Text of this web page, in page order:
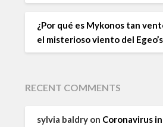
¿Por qué es Mykonos tan
el misterioso viento del Egeo’s
RECENT COMMENTS
sylvia baldry on Coronavirus